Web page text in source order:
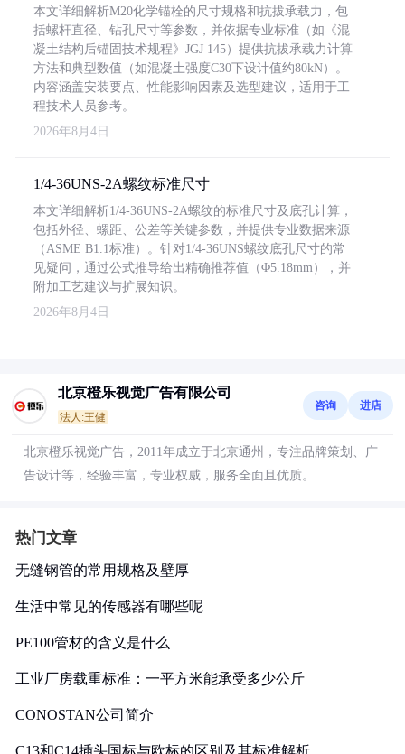
本文详细解析M20化学锚栓的尺寸规格和抗拔承载力，包
括螺杆直径、钻孔尺寸等参数，并依据专业标准（如《混
凝土结构后锚固技术规程》JGJ 145）提供抗拔承载力计算
方法和典型数值（如混凝土强度C30下设计值约80kN）。
内容涵盖安装要点、性能影响因素及选型建议，适用于工
程技术人员参考。
2026年8月4日
1/4-36UNS-2A螺纹标准尺寸
本文详细解析1/4-36UNS-2A螺纹的标准尺寸及底孔计算，
包括外径、螺距、公差等关键参数，并提供专业数据来源
（ASME B1.1标准）。针对1/4-36UNS螺纹底孔尺寸的常
见疑问，通过公式推导给出精确推荐值（Φ5.18mm），并
附加工艺建议与扩展知识。
2026年8月4日
北京橙乐视觉广告有限公司
法人:王健
咨询 进店
北京橙乐视觉广告，2011年成立于北京通州，专注品牌策划、广
告设计等，经验丰富，专业权威，服务全面且优质。
热门文章
无缝钢管的常用规格及壁厚
生活中常见的传感器有哪些呢
PE100管材的含义是什么
工业厂房载重标准：一平方米能承受多少公斤
CONOSTAN公司简介
C13和C14插头国标与欧标的区别及其标准解析